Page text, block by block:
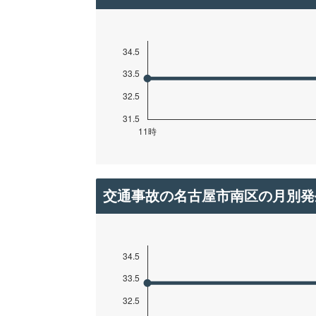
交通事故の名古屋市南区の月別